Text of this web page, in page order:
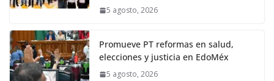
5 agosto, 2026
Promueve PT reformas en salud,
elecciones y justicia en EdoMéx
5 agosto, 2026